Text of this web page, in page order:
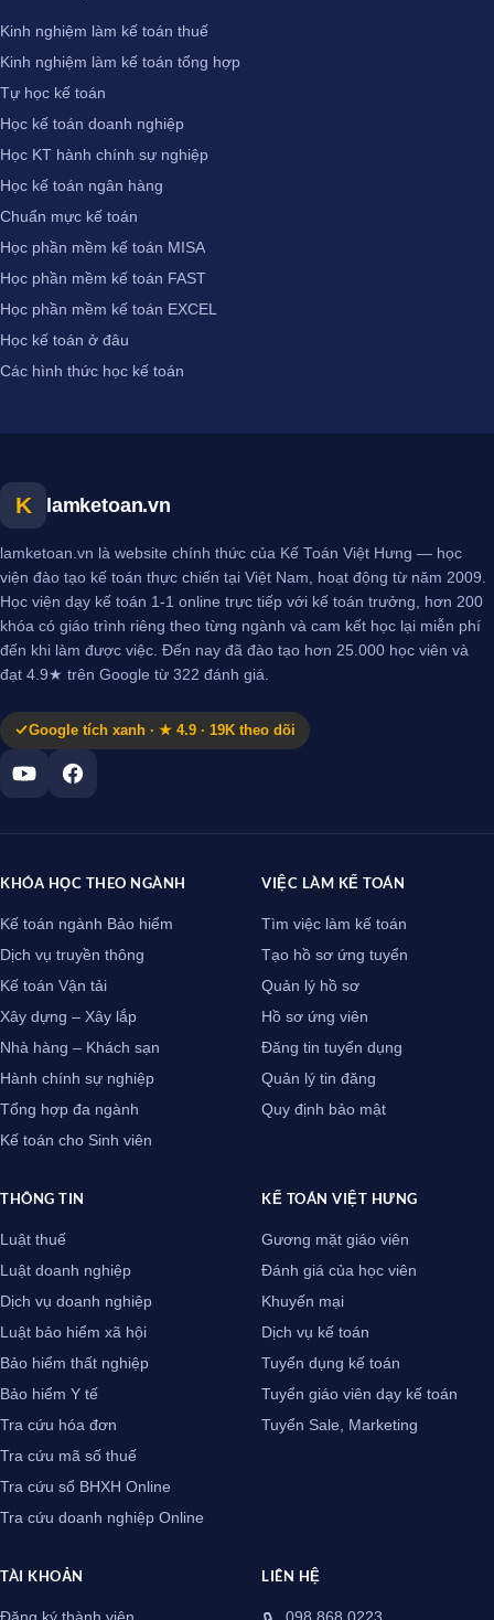
Kinh nghiệm làm kế toán thuế
Kinh nghiệm làm kế toán tổng hợp
Tự học kế toán
Học kế toán doanh nghiệp
Học KT hành chính sự nghiệp
Học kế toán ngân hàng
Chuẩn mực kế toán
Học phần mềm kế toán MISA
Học phần mềm kế toán FAST
Học phần mềm kế toán EXCEL
Học kế toán ở đâu
Các hình thức học kế toán
K lamketoan.vn
lamketoan.vn là website chính thức của Kế Toán Việt Hưng — học
viện đào tạo kế toán thực chiến tại Việt Nam, hoạt động từ năm 2009.
Học viện dạy kế toán 1-1 online trực tiếp với kế toán trưởng, hơn 200
khóa có giáo trình riêng theo từng ngành và cam kết học lại miễn phí
đến khi làm được việc. Đến nay đã đào tạo hơn 25.000 học viên và
đạt 4.9★ trên Google từ 322 đánh giá.
Google tích xanh · ★ 4.9 · 19K theo dõi
KHÓA HỌC THEO NGÀNH
Kế toán ngành Bảo hiểm
Dịch vụ truyền thông
Kế toán Vận tải
Xây dựng – Xây lắp
Nhà hàng – Khách sạn
Hành chính sự nghiệp
Tổng hợp đa ngành
Kế toán cho Sinh viên
VIỆC LÀM KẾ TOÁN
Tìm việc làm kế toán
Tạo hồ sơ ứng tuyển
Quản lý hồ sơ
Hồ sơ ứng viên
Đăng tin tuyển dụng
Quản lý tin đăng
Quy định bảo mật
THÔNG TIN
Luật thuế
Luật doanh nghiệp
Dịch vụ doanh nghiệp
Luật bảo hiểm xã hội
Bảo hiểm thất nghiệp
Bảo hiểm Y tế
Tra cứu hóa đơn
Tra cứu mã số thuế
Tra cứu sổ BHXH Online
Tra cứu doanh nghiệp Online
KẾ TOÁN VIỆT HƯNG
Gương mặt giáo viên
Đánh giá của học viên
Khuyến mại
Dịch vụ kế toán
Tuyển dụng kế toán
Tuyển giáo viên dạy kế toán
Tuyển Sale, Marketing
TÀI KHOẢN LIÊN HỆ